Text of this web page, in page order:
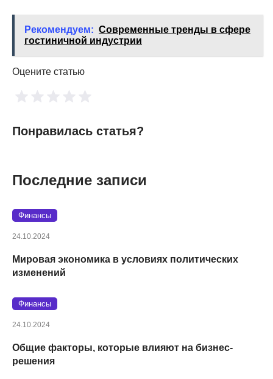
Рекомендуем: Современные тренды в сфере
гостиничной индустрии
Оцените статью
Понравилась статья?
Последние записи
Финансы
24.10.2024
Мировая экономика в условиях политических
изменений
Финансы
24.10.2024
Общие факторы, которые влияют на бизнес-
решения